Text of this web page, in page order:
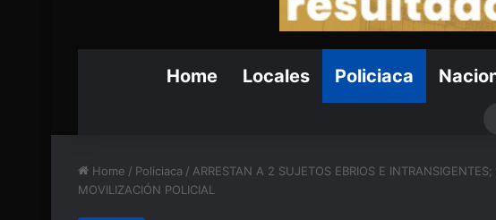
Home Locales Policiaca
Home / Policiaca / ARRESTAN A 2 SUJETOS EBRIOS E
MOVILIZACIÓN POLICIAL